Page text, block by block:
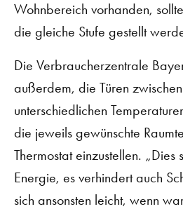
Wohnbereich vorhanden,
die gleiche Stufe gestellt
Die Verbraucherzentrale
außerdem, die Türen
unterschiedlichen
die jeweils gewünschte
Thermostat einzustellen. „Dies
Energie, es verhindert auch
sich ansonsten leicht, wenn